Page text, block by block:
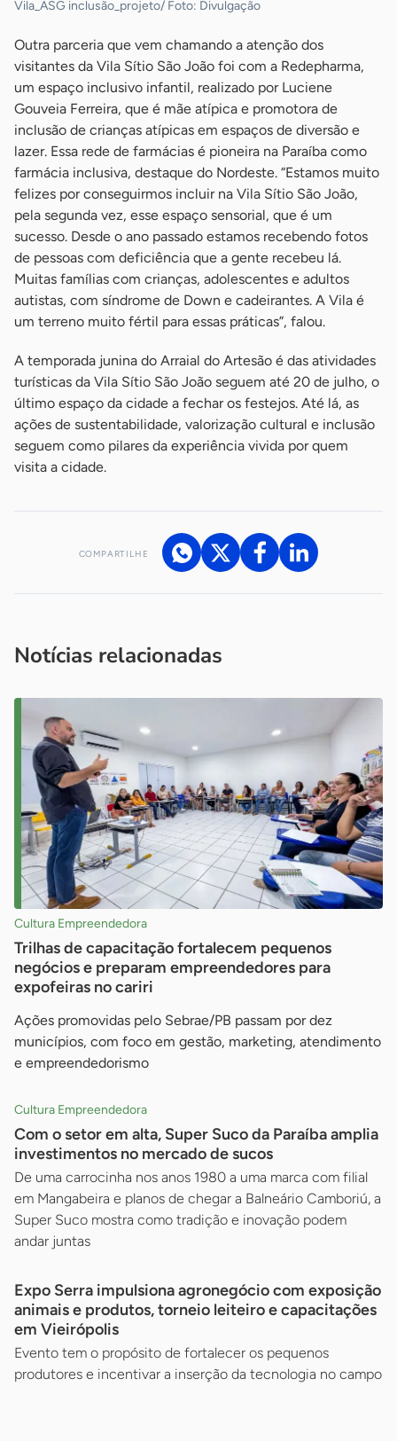
Vila_ASG inclusão_projeto/ Foto: Divulgação
Outra parceria que vem chamando a atenção dos
visitantes da Vila Sítio São João foi com a Redepharma,
um espaço inclusivo infantil, realizado por Luciene
Gouveia Ferreira, que é mãe atípica e promotora de
inclusão de crianças atípicas em espaços de diversão e
lazer. Essa rede de farmácias é pioneira na Paraíba como
farmácia inclusiva, destaque do Nordeste. “Estamos muito
felizes por conseguirmos incluir na Vila Sítio São João,
pela segunda vez, esse espaço sensorial, que é um
sucesso. Desde o ano passado estamos recebendo fotos
de pessoas com deficiência que a gente recebeu lá.
Muitas famílias com crianças, adolescentes e adultos
autistas, com síndrome de Down e cadeirantes. A Vila é
um terreno muito fértil para essas práticas”, falou.
A temporada junina do Arraial do Artesão é das atividades
turísticas da Vila Sítio São João seguem até 20 de julho, o
último espaço da cidade a fechar os festejos. Até lá, as
ações de sustentabilidade, valorização cultural e inclusão
seguem como pilares da experiência vivida por quem
visita a cidade.
COMPARTILHE
Notícias relacionadas
Cultura Empreendedora
Trilhas de capacitação fortalecem pequenos
negócios e preparam empreendedores para
expofeiras no cariri
Ações promovidas pelo Sebrae/PB passam por dez
municípios, com foco em gestão, marketing, atendimento
e empreendedorismo
Cultura Empreendedora
Com o setor em alta, Super Suco da Paraíba amplia
investimentos no mercado de sucos
De uma carrocinha nos anos 1980 a uma marca com filial
em Mangabeira e planos de chegar a Balneário Camboriú, a
Super Suco mostra como tradição e inovação podem
andar juntas
Expo Serra impulsiona agronegócio com exposição
animais e produtos, torneio leiteiro e capacitações
em Vieirópolis
Evento tem o propósito de fortalecer os pequenos
produtores e incentivar a inserção da tecnologia no campo